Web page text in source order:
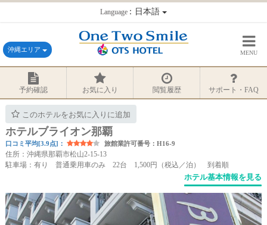
Language：日本語
沖縄エリア MENU
予約確認 お気に入り 閲覧履歴 サポート・FAQ
このホテルをお気に入りに追加
ホテルブライオン那覇
口コミ平均[3.9点]： 旅館業許可番号：H16-9
住所：沖縄県那覇市松山2-15-13
駐車場：有り 普通乗用車のみ 22台 1,500円（税込／泊） 到着順
ホテル基本情報を見る